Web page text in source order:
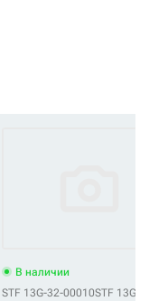
STF 12G-32-00041STF
В наличии
STF 13G-32-00010STF 13G-